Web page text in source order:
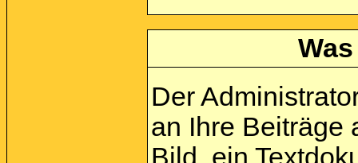
Der
an Ihre Beiträge
Bild, ein